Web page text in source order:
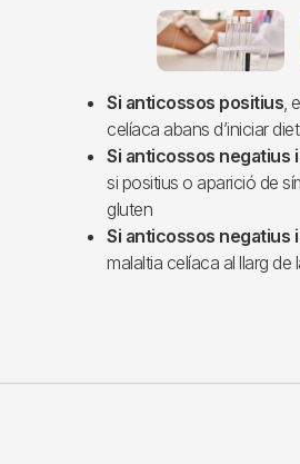
Si anticossos positius
celíaca abans d’iniciar
Si anticossos negatius
si positius o aparició de
gluten
Si anticossos negatius
malaltia celíaca al llarg de